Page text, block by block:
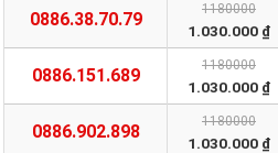
0886.38.70.79 1180000
1.030.000 ₫
0886.151.689 1180000
1.030.000 ₫
0886.902.898 1180000
1.030.000 ₫